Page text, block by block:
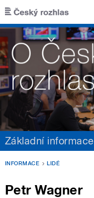
Přejít k hlavnímu obsahu
Základní informace
INFORMACE LIDÉ
Petr Wagner